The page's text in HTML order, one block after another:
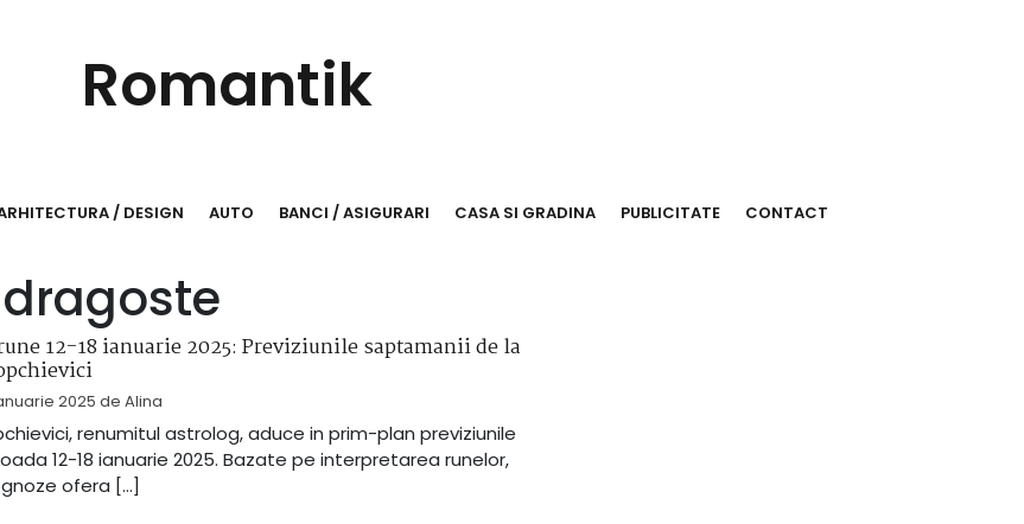
Romantik
/ DESIGN AUTO BANCI / ASIGURARI CASA SI GRADINA PUBLICITATE CONTACT
12-18 ianuarie 2025: Previziunile saptamanii de la
2025 de Alina
renumitul astrolog, aduce in prim-plan previziunile
12-18 ianuarie 2025. Bazate pe interpretarea runelor,
ofera […]